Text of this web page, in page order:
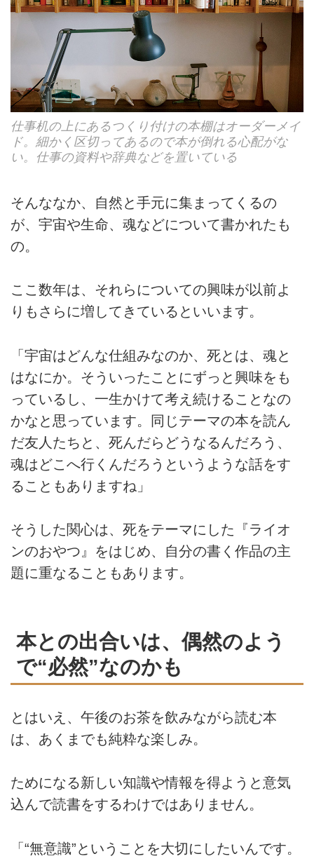
仕事机の上にあるつくり付けの本棚はオーダーメイ
ド。細かく区切ってあるので本が倒れる心配がな
い。仕事の資料や辞典などを置いている
そんななか、自然と手元に集まってくるの
が、宇宙や生命、魂などについて書かれたも
の。
ここ数年は、それらについての興味が以前よ
りもさらに増してきているといいます。
「宇宙はどんな仕組みなのか、死とは、魂と
はなにか。そういったことにずっと興味をも
っているし、一生かけて考え続けることなの
かなと思っています。同じテーマの本を読ん
だ友人たちと、死んだらどうなるんだろう、
魂はどこへ行くんだろうというような話をす
ることもありますね」
そうした関心は、死をテーマにした『ライオ
ンのおやつ』をはじめ、自分の書く作品の主
題に重なることもあります。
本との出合いは、偶然のよう
で“必然”なのかも
とはいえ、午後のお茶を飲みながら読む本
は、あくまでも純粋な楽しみ。
ためになる新しい知識や情報を得ようと意気
込んで読書をするわけではありません。
「“無意識”ということを大切にしたいんです。